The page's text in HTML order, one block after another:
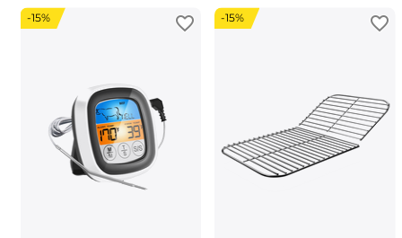
-15% -15%